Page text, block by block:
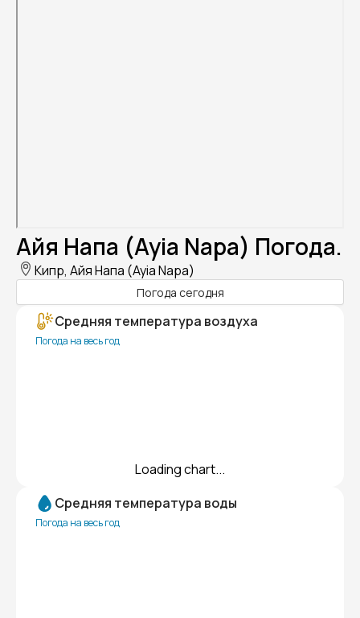
Айя Напа (Ayia Napa) Погода.
Кипр, Айя Напа (Ayia Napa)
Погода сегодня
Средняя температура воздуха
Погода на весь год
Loading chart...
Средняя температура воды
Погода на весь год